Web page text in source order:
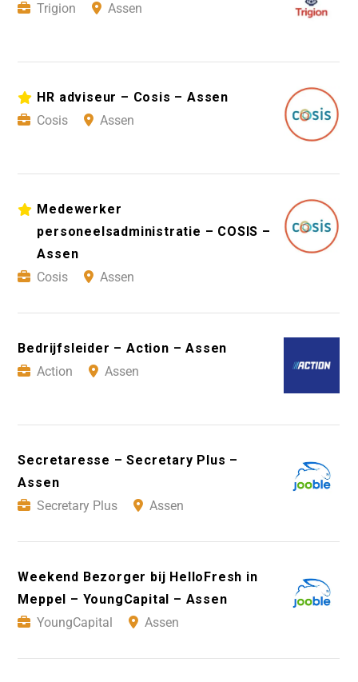
Trigion
Assen
HR adviseur – Cosis – Assen
Cosis
Assen
Medewerker
personeelsadministratie – COSIS –
Assen
Cosis
Assen
Bedrijfsleider – Action – Assen
Action
Assen
Secretaresse – Secretary Plus –
Assen
Secretary Plus
Assen
Weekend Bezorger bij HelloFresh in
Meppel – YoungCapital – Assen
YoungCapital
Assen